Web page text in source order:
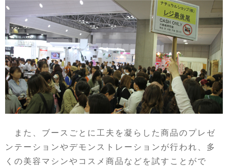
また、ブースごとに工夫を凝らした商品のプレゼ
ンテーションやデモンストレーションが行われ、多
くの美容マシンやコスメ商品などを試すことがで